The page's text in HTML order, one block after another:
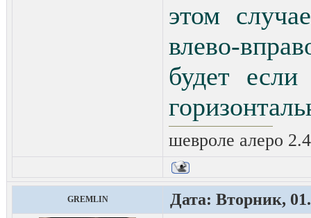
этом
влево-
будет
шевроле алеро
GREMLIN Дата: Вторник,